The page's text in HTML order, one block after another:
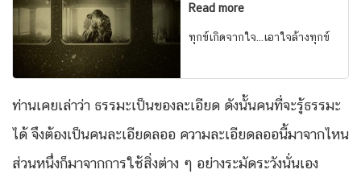
Read more
ทุกข์เกิดจากใจ...เอาใจล้างทุกข์
ท่านเคยเล่าว่า ธรรมะเป็นของละเอียด ดังนั้นคนที่จะรู้ธรรมะ
ได้ จึงต้องเป็นคนละเอียดลออ ความละเอียดลออนี้มาจากไหน
ส่วนหนึ่งก็มาจากการใช้สิ่งต่าง ๆ อย่างระมัดระวังนั่นเอง